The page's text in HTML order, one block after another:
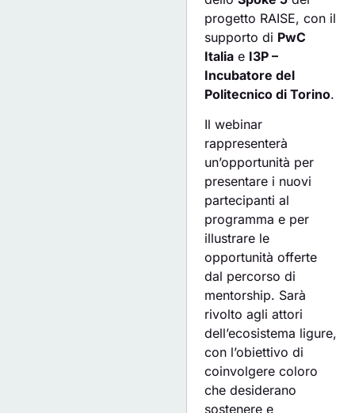
progetto RAISE, con il
supporto di PwC
Italia e I3P –
Incubatore del
Politecnico di Torino.
Il webinar
rappresenterà
un’opportunità per
presentare i nuovi
partecipanti al
programma e per
illustrare le
opportunità offerte
dal percorso di
mentorship. Sarà
rivolto agli attori
dell’ecosistema ligure,
con l’obiettivo di
coinvolgere coloro
che desiderano
sostenere e